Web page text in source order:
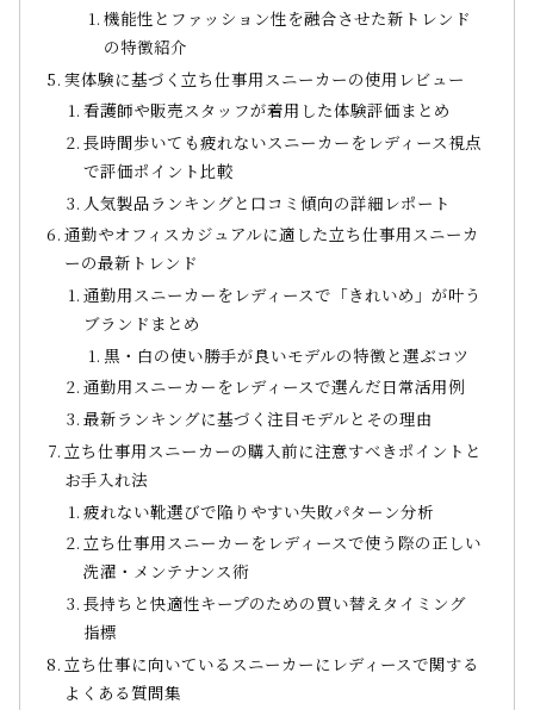
機能性とファッション性を融合させた新トレンド
の特徴紹介
実体験に基づく立ち仕事用スニーカーの使用レビュー
看護師や販売スタッフが着用した体験評価まとめ
長時間歩いても疲れないスニーカーをレディース視点
で評価ポイント比較
人気製品ランキングと口コミ傾向の詳細レポート
通勤やオフィスカジュアルに適した立ち仕事用スニーカ
ーの最新トレンド
通勤用スニーカーをレディースで「きれいめ」が叶う
ブランドまとめ
黒・白の使い勝手が良いモデルの特徴と選ぶコツ
通勤用スニーカーをレディースで選んだ日常活用例
最新ランキングに基づく注目モデルとその理由
立ち仕事用スニーカーの購入前に注意すべきポイントと
お手入れ法
疲れない靴選びで陥りやすい失敗パターン分析
立ち仕事用スニーカーをレディースで使う際の正しい
洗濯・メンテナンス術
長持ちと快適性キープのための買い替えタイミング
指標
立ち仕事に向いているスニーカーにレディースで関する
よくある質問集